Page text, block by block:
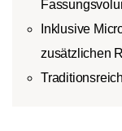
Inklusive
zusätzlichen